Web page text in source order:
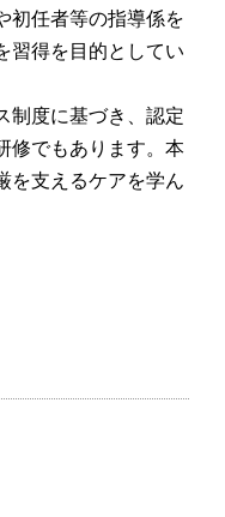
初任者等の指導係を
習得を目的としてい
制度に基づき、認定
修でもあります。本
を支えるケアを学ん